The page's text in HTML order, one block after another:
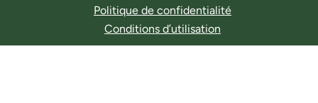
Politique de confidentialité
Conditions d’utilisation